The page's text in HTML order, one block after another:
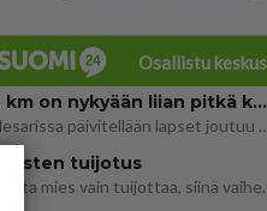
Osallistu
2 km on nykyään liian pitkä koulumatka
Hesarissa päivitellään lapset joutuu nyt kulkemaan 2
Miesten tuijotus
Mutta mies vain tuijottaa,